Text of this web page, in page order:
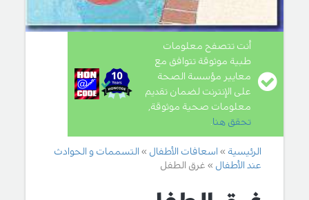
أنت تتصفح معلومات
طبية موثوقة تتوافق مع
معايير مؤسسة الصحة
على الإنترنت لضمان تقديم
معلومات صحية موثوقة,
تحقق هنا
الرئيسية اسعافات الأطفال
التسممات و الحوادث
عند الأطفال
غرق الطفل